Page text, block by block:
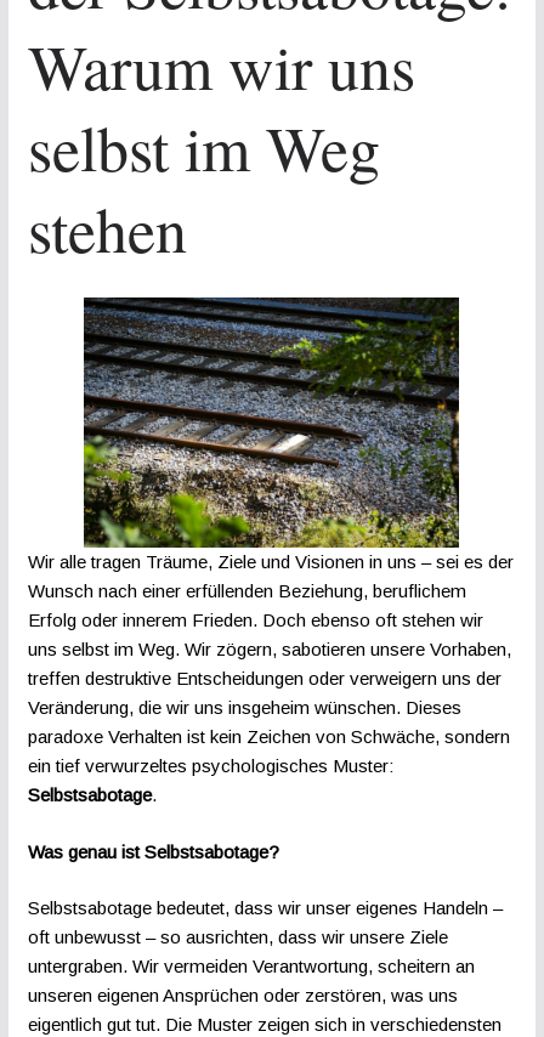
Warum wir uns
selbst im Weg
stehen
Wir alle tragen Träume, Ziele und Visionen in uns – sei es der
Wunsch nach einer erfüllenden Beziehung, beruflichem
Erfolg oder innerem Frieden. Doch ebenso oft stehen wir
uns selbst im Weg. Wir zögern, sabotieren unsere Vorhaben,
treffen destruktive Entscheidungen oder verweigern uns der
Veränderung, die wir uns insgeheim wünschen. Dieses
paradoxe Verhalten ist kein Zeichen von Schwäche, sondern
ein tief verwurzeltes psychologisches Muster:
Selbstsabotage.
Was genau ist Selbstsabotage?
Selbstsabotage bedeutet, dass wir unser eigenes Handeln –
oft unbewusst – so ausrichten, dass wir unsere Ziele
untergraben. Wir vermeiden Verantwortung, scheitern an
unseren eigenen Ansprüchen oder zerstören, was uns
eigentlich gut tut. Die Muster zeigen sich in verschiedensten